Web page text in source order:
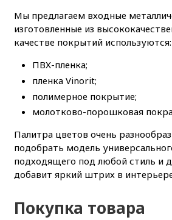
Мы предлагаем входные
изготовленные из
качестве покрытий используются:
ПВХ-пленка;
пленка Vinorit;
полимерное покрытие;
молотково-порошковая
Палитра цветов очень
подобрать модель
подходящего под любой стиль и
добавит яркий штрих в
Покупка товара